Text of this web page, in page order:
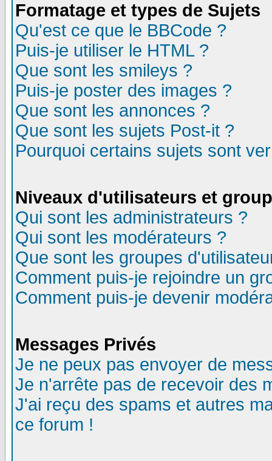
Formatage et types de Sujets
Qu'est ce que le BBCode ?
Puis-je utiliser le HTML ?
Que sont les smileys ?
Puis-je poster des images ?
Que sont les annonces ?
Que sont les sujets Post-it ?
Pourquoi certains sujets sont
Niveaux d'utilisateurs et
Qui sont les administrateurs ?
Qui sont les modérateurs ?
Que sont les groupes
Comment puis-je rejoindre un
Comment puis-je devenir
Messages Privés
Je ne peux pas envoyer de
Je n'arrête pas de recevoir des
J'ai reçu des spams et autres
ce forum !